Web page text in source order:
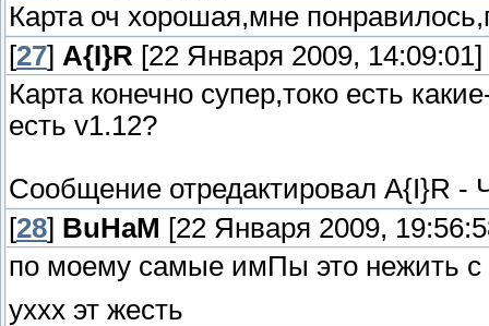
Карта оч хорошая,мне
[27] A{I}R [22 Января 2009, 14:09:01]
Карта конечно супер,токо есть
есть v1.12?
Сообщение отредактировал A{I}R -
[28] BuHaM [22 Января 2009,
по моему самые имПы это нежить
уххх эт жесть